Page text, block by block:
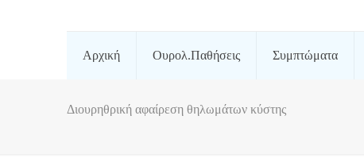
Αρχική Ουρολ.Παθήσεις Συμπτώματα
Διουρηθρική αφαίρεση θηλωμάτων κύστης